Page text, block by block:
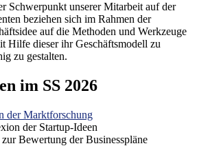
Schwerpunkt unserer Mitarbeit auf der
beziehen sich im Rahmen der
auf die Methoden und Werkzeuge
Hilfe dieser ihr Geschäftsmodell zu
zu gestalten.
im SS 2026
der Marktforschung
der Startup-Ideen
Bewertung der Businesspläne